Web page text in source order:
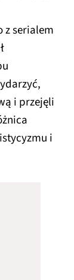
z serialem
i przejęli
i